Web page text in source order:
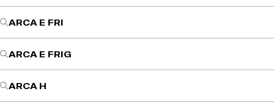
ARCA E FRI
ARCA E FRIG
ARCA H